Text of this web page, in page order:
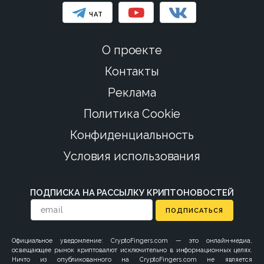
ЧАТ
О проекте
Контакты
Реклама
Политика Cookie
Конфиденциальность
Условия использования
ПОДПИСКА НА РАССЫЛКУ КРИПТОНОВОСТЕЙ
ПОДПИСАТЬСЯ
Официальное уведомление: CryptoFingers.com — это онлайн-медиа,
освещающее рынок криптовалют исключительно в информационных целях.
Ничто из опубликованного на CryptoFingers.com не является